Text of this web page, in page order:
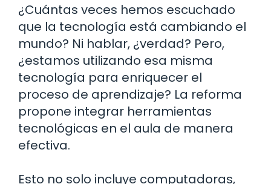
¿Cuántas veces hemos escuchado
que la tecnología está cambiando el
mundo? Ni hablar, ¿verdad? Pero,
¿estamos utilizando esa misma
tecnología para enriquecer el
proceso de aprendizaje? La reforma
propone integrar herramientas
tecnológicas en el aula de manera
efectiva.
Esto no solo incluye computadoras,